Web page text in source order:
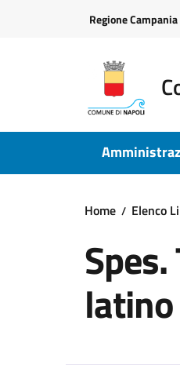
Regione Campania
Home Elenco
latino